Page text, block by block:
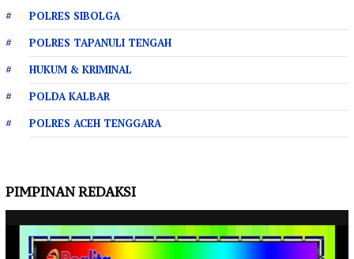
POLRES SIBOLGA
POLRES TAPANULI TENGAH
HUKUM & KRIMINAL
POLDA KALBAR
POLRES ACEH TENGGARA
PIMPINAN REDAKSI